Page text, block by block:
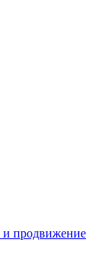
и продвижение